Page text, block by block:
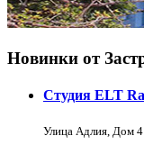
Новинки от
Студия ELT
Улица Адлия, Дом